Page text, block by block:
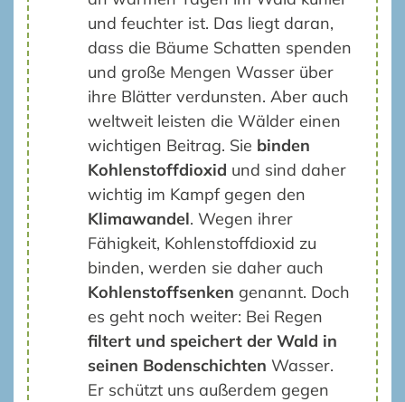
und feuchter ist. Das liegt daran,
dass die Bäume Schatten spenden
und große Mengen Wasser über
ihre Blätter verdunsten. Aber auch
weltweit leisten die Wälder einen
wichtigen Beitrag. Sie binden
Kohlenstoffdioxid und sind daher
wichtig im Kampf gegen den
Klimawandel. Wegen ihrer
Fähigkeit, Kohlenstoffdioxid zu
binden, werden sie daher auch
Kohlenstoffsenken genannt. Doch
es geht noch weiter: Bei Regen
filtert und speichert der Wald in
seinen Bodenschichten Wasser.
Er schützt uns außerdem gegen